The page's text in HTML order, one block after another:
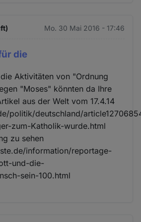
Mo. 30 Mai 2016 - 17:46
die
Aktivitäten von "Ordnung
"Moses" könnten da Ihre
aus der Welt vom 17.4.14
politik/deutschland/
zum-Katholik-wurde.html
zu sehen
information/reportage-
und-die-
sein-100.html